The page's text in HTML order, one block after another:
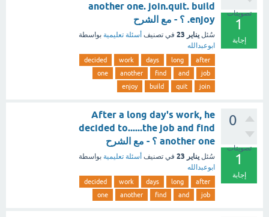
تصويتات
1
إجابة
another one. join.quit. build
.enjoy ؟ - مع الشرح
سُئل يناير 23 في تصنيف أسئلة تعليمية بواسطة
ابوعبدالله
after
long
days
work
decided
job
and
find
another
one
join
quit
build
enjoy
0
تصويتات
1
إجابة
After a long day's work, he
decided to......the job and find
another one ؟ - مع الشرح
سُئل يناير 23 في تصنيف أسئلة تعليمية بواسطة
ابوعبدالله
after
long
days
work
decided
job
and
find
another
one